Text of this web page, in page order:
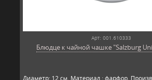
Арт: 001.610333
Блюдце к чайной чашке "Salzburg
Диаметр: 12 см. Материал : фарфор.